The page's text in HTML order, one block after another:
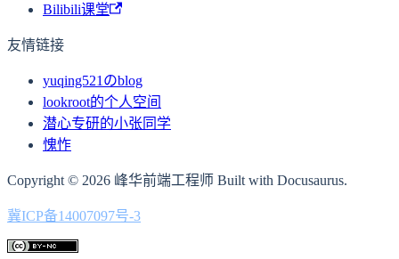
Bilibili课堂
友情链接
yuqing521のblog
lookroot的个人空间
潜心专研的小张同学
愧怍
Copyright © 2026 峰华前端工程师 Built with Docusaurus.
冀ICP备14007097号-3